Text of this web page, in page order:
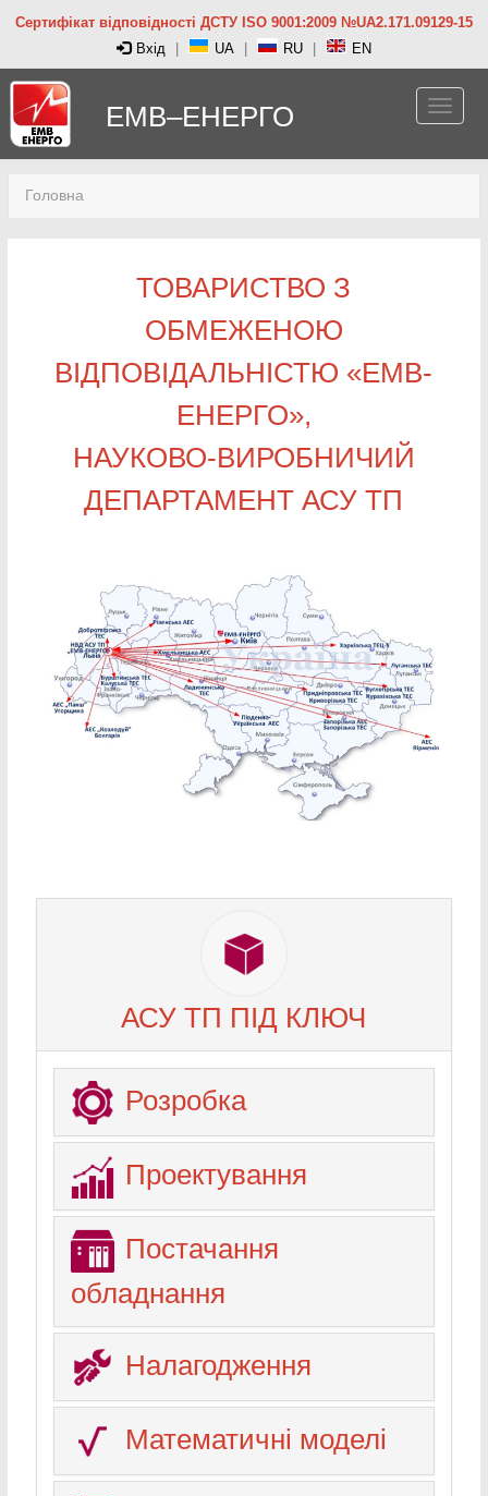
Сертифікат відповідності ДСТУ ISO 9001:2009 №UA2.171.09129-15
Вхід
UA RU EN
ЕМВ–ЕНЕРГО
Головна
ТОВАРИСТВО З
ОБМЕЖЕНОЮ
ВІДПОВІДАЛЬНІСТЮ «ЕМВ-
ЕНЕРГО»,
НАУКОВО-ВИРОБНИЧИЙ
ДЕПАРТАМЕНТ АСУ ТП
АСУ ТП ПІД КЛЮЧ
Розробка
Проектування
Постачання
обладнання
Налагодження
Математичні моделі